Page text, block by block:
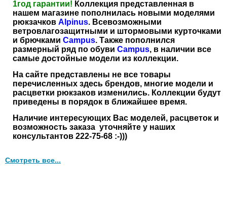
1год гарантии! Коллекция представленная в
нашем магазине пополнилась новыми моделями
рюкзачков Alpinus. Всевозможными
ветровлагозащитными и штормовыми курточками
и брючками Campus. Также пополнился
размерный ряд по обуви Campus, в наличии все
самые достойные модели из коллекции.
На сайте представлены не все товары
перечисленных здесь брендов, многие модели и
расцветки рюкзаков изменились. Коллекции будут
приведены в порядок в ближайшее время.
Наличие интересующих Вас моделей, расцветок и
возможность заказа уточняйте у наших
консультантов 222-75-68 :-)))
Смотреть все...